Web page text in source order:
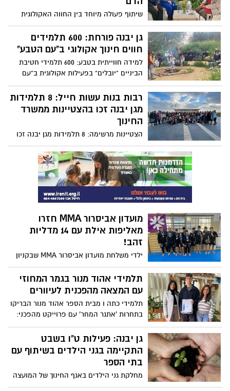
שיתוף פעולה מיוחד בין החווה האקולוגית
"עם הטבע" בגן יבנה לבין תלמידות מגמת
רפואה מתיכון אורט "נעמי שמר" הוליד
פודקאסט מרתק שמנגיש לציבור ידע חשוב
גן יבנה פורחת: 600 תלמידים
חווים חינוך אקולוגי ב"עם הטבע"
למידה חווייתית בטבע: 600 תלמידי חטיבת
הביניים "יובלים" בפעילות אקולוגית ב"עם
הטבע" בגן יבנה.
רבות בנות עשות חייל: 8 תלמידות
מגן יבנה זכו בהצטיינות ממשרד
החינוך
הצטיינות מרשימה: 8 תלמידות מגן יבנה זכו
בהצטיינות מנכ"ל משרד החינוך על הישגיהן
בבגרות.
מועדון אביסרור MMA חזרו
מאליפות אילת עם 14 מדליות
זהב!
ילדי משלחת מועדון אביסרור MMA שבקניון
פרנדלי גן יבנה, חזרו מאליפות אילת
בג’יוג’יטסו ברזילאי עם 14 מדליות זהב בהישג
מרגש ויוצא דופן.
תלמידי אהוד מנור בגמר המחוזי
עם המצאה מהפכנית לעיוורים
תלמידי כתה ו מבית הספר אהוד מנור הבריקו
בתחרות 'אתגר המחר' עם פרוייקט מהפכני:
'משקפרם - משקפיים לעיוורים', ועלו לגמר
התחרות.
גן יבנה: פעילות ט"ו בשבט
התקיימה בגני הילדים בשיתוף עם
בתי הספר
מחלקת גני הילדים באגף החינוך של המועצה
המקומית גן יבנה קיימה גם השנה פעילות ט"ו